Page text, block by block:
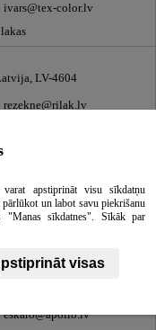
ivars@tex-color.lv
LV-4604
rezekne@rilak.lv
SIA
veikals@rilak.lv
un būvkonstrukcijas,
eskaro@apollo.lv
apstiprināt visu sīkdatņu
pārlūkot un labot savu piekrišanu
"Manas sīkdatnes". Sīkāk par
visas